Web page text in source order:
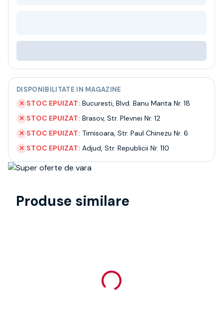
Contact
Termeni si conditii
Politica de confidentialitate
Intrebari frecvente
DISPONIBILITATE IN MAGAZINE
✕ STOC EPUIZAT: Bucuresti, Blvd. Banu Manta Nr. 18
✕ STOC EPUIZAT: Brasov, Str. Plevnei Nr. 12
✕ STOC EPUIZAT: Timisoara, Str. Paul Chinezu Nr. 6
✕ STOC EPUIZAT: Adjud, Str. Republicii Nr. 110
Produse similare